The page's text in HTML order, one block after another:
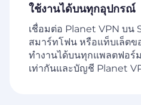
ใช้งานได้บนทุกอุปกรณ์
เชื่อมต่อ Planet VPN บน
สมาร์ทโฟน หรือแท็บเล็ตข
ทำงานได้บนทุกแพลตฟอร์ม
เท่ากันและบัญชี Planet